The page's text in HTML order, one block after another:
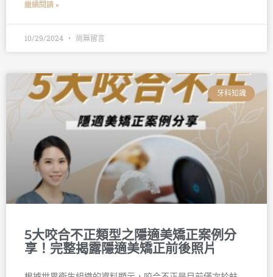
繼續閱讀 »
10/29/2024 尚無留言
牙科知識
5大咬合不正類型之隱適美矯正案例分
享！完整揭露隱適美矯正前後照片